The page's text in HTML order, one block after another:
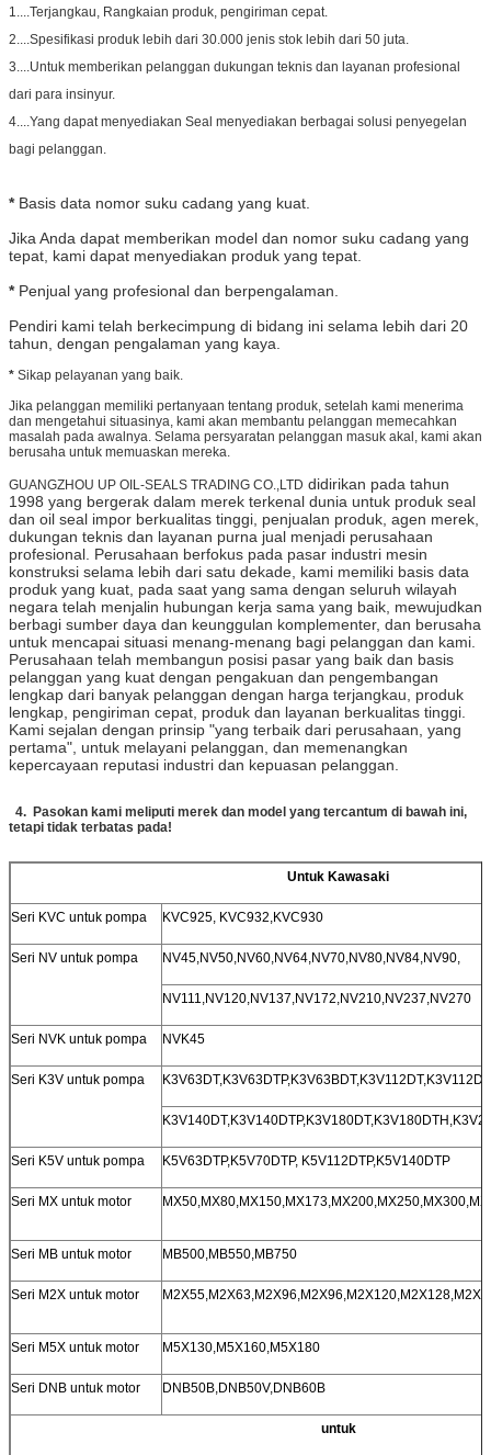
1....Terjangkau, Rangkaian produk, pengiriman cepat.
2....Spesifikasi produk lebih dari 30.000 jenis stok lebih dari 50 juta.
3....Untuk memberikan pelanggan dukungan teknis dan layanan profesional
dari para insinyur.
4....Yang dapat menyediakan Seal menyediakan berbagai solusi penyegelan
bagi pelanggan.
*Basis data nomor suku cadang yang kuat.
Jika Anda dapat memberikan model dan nomor suku cadang yang
tepat, kami dapat menyediakan produk yang tepat.
* Penjual yang profesional dan berpengalaman.
Pendiri kami telah berkecimpung di bidang ini selama lebih dari 20
tahun, dengan pengalaman yang kaya.
* Sikap pelayanan yang baik.
Jika pelanggan memiliki pertanyaan tentang produk, setelah kami menerima
dan mengetahui situasinya, kami akan membantu pelanggan memecahkan
masalah pada awalnya. Selama persyaratan pelanggan masuk akal, kami akan
berusaha untuk memuaskan mereka.
GUANGZHOU UP OIL-SEALS TRADING CO.,LTD didirikan pada tahun
1998 yang bergerak dalam merek terkenal dunia untuk produk seal
dan oil seal impor berkualitas tinggi, penjualan produk, agen merek,
dukungan teknis dan layanan purna jual menjadi perusahaan
profesional. Perusahaan berfokus pada pasar industri mesin
konstruksi selama lebih dari satu dekade, kami memiliki basis data
produk yang kuat, pada saat yang sama dengan seluruh wilayah
negara telah menjalin hubungan kerja sama yang baik, mewujudkan
berbagi sumber daya dan keunggulan komplementer, dan berusaha
untuk mencapai situasi menang-menang bagi pelanggan dan kami.
Perusahaan telah membangun posisi pasar yang baik dan basis
pelanggan yang kuat dengan pengakuan dan pengembangan
lengkap dari banyak pelanggan dengan harga terjangkau, produk
lengkap, pengiriman cepat, produk dan layanan berkualitas tinggi.
Kami sejalan dengan prinsip "yang terbaik dari perusahaan, yang
pertama", untuk melayani pelanggan, dan memenangkan
kepercayaan reputasi industri dan kepuasan pelanggan.
4. Pasokan kami meliputi merek dan model yang tercantum di bawah ini,
tetapi tidak terbatas pada!
Untuk Kawasaki
Seri KVC untuk pompa KVC925, KVC932,KVC930
Seri NV untuk pompa NV45,NV50,NV60,NV64,NV70,NV80,NV84,NV90,
NV111,NV120,NV137,NV172,NV210,NV237,NV270
Seri NVK untuk pompa NVK45
Seri K3V untuk pompa
Seri K5V untuk pompa K5V63DTP,K5V70DTP, K5V112DTP,K5V140DTP
Seri MX untuk motor
Seri MB untuk motor MB500,MB550,MB750
Seri M2X untuk motor
Seri M5X untuk motor M5X130,M5X160,M5X180
Seri DNB untuk motor DNB50B,DNB50V,DNB60B
untuk